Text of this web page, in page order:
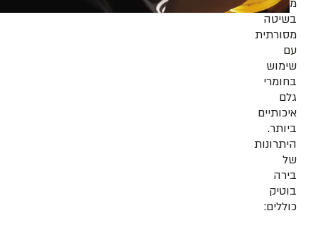
מתבצע
בשיטה
מסורתית
עם
שימוש
בחומרי
גלם
איכותיים
ביותר.
היתרונות
של
בירה
בוטיק
כוללים: